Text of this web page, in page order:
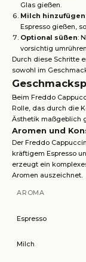
Glas gießen.
Milch hinzufügen
Espresso gießen,
Optional süßen:
vorsichtig
Durch diese Schritte
sowohl im
Beim Freddo
Rolle, das durch die
Ästhetik maßgeblich
Aromen und
Der Freddo
kräftigem Espresso
erzeugt ein
Aromen auszeichnet.
AROMA
Espresso
Milch